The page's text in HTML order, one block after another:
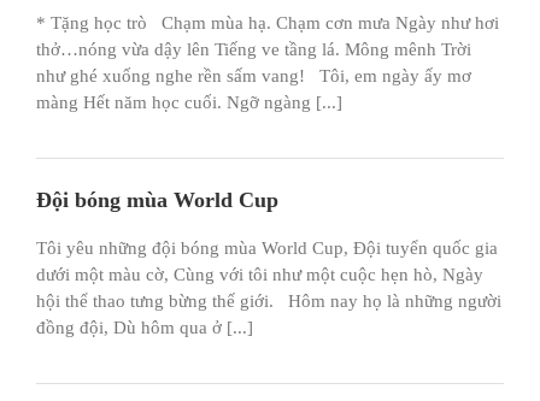
* Tặng học trò Chạm mùa hạ. Chạm cơn mưa Ngày như hơi
thở…nóng vừa dậy lên Tiếng ve tầng lá. Mông mênh Trời
như ghé xuống nghe rền sấm vang! Tôi, em ngày ấy mơ
màng Hết năm học cuối. Ngỡ ngàng [...]
Đội bóng mùa World Cup
Tôi yêu những đội bóng mùa World Cup, Đội tuyển quốc gia
dưới một màu cờ, Cùng với tôi như một cuộc hẹn hò, Ngày
hội thể thao tưng bừng thế giới. Hôm nay họ là những người
đồng đội, Dù hôm qua ở [...]